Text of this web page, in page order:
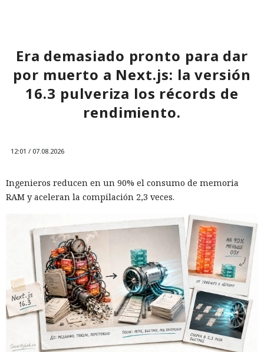
Era demasiado pronto para dar
por muerto a Next.js: la versión
16.3 pulveriza los récords de
rendimiento.
12:01 / 07.08.2026
Ingenieros reducen en un 90% el consumo de memoria
RAM y aceleran la compilación 2,3 veces.